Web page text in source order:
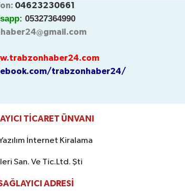
04623230661
05327364990
trabzonhaber24/
TİCARET ÜNVANI
İnternet Kiralama
San. Ve Tic.Ltd. Şti
ADRESİ